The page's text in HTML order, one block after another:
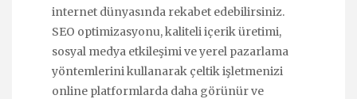
internet dünyasında rekabet edebilirsiniz.
SEO optimizasyonu, kaliteli içerik üretimi,
sosyal medya etkileşimi ve yerel pazarlama
yöntemlerini kullanarak çeltik işletmenizi
online platformlarda daha görünür ve